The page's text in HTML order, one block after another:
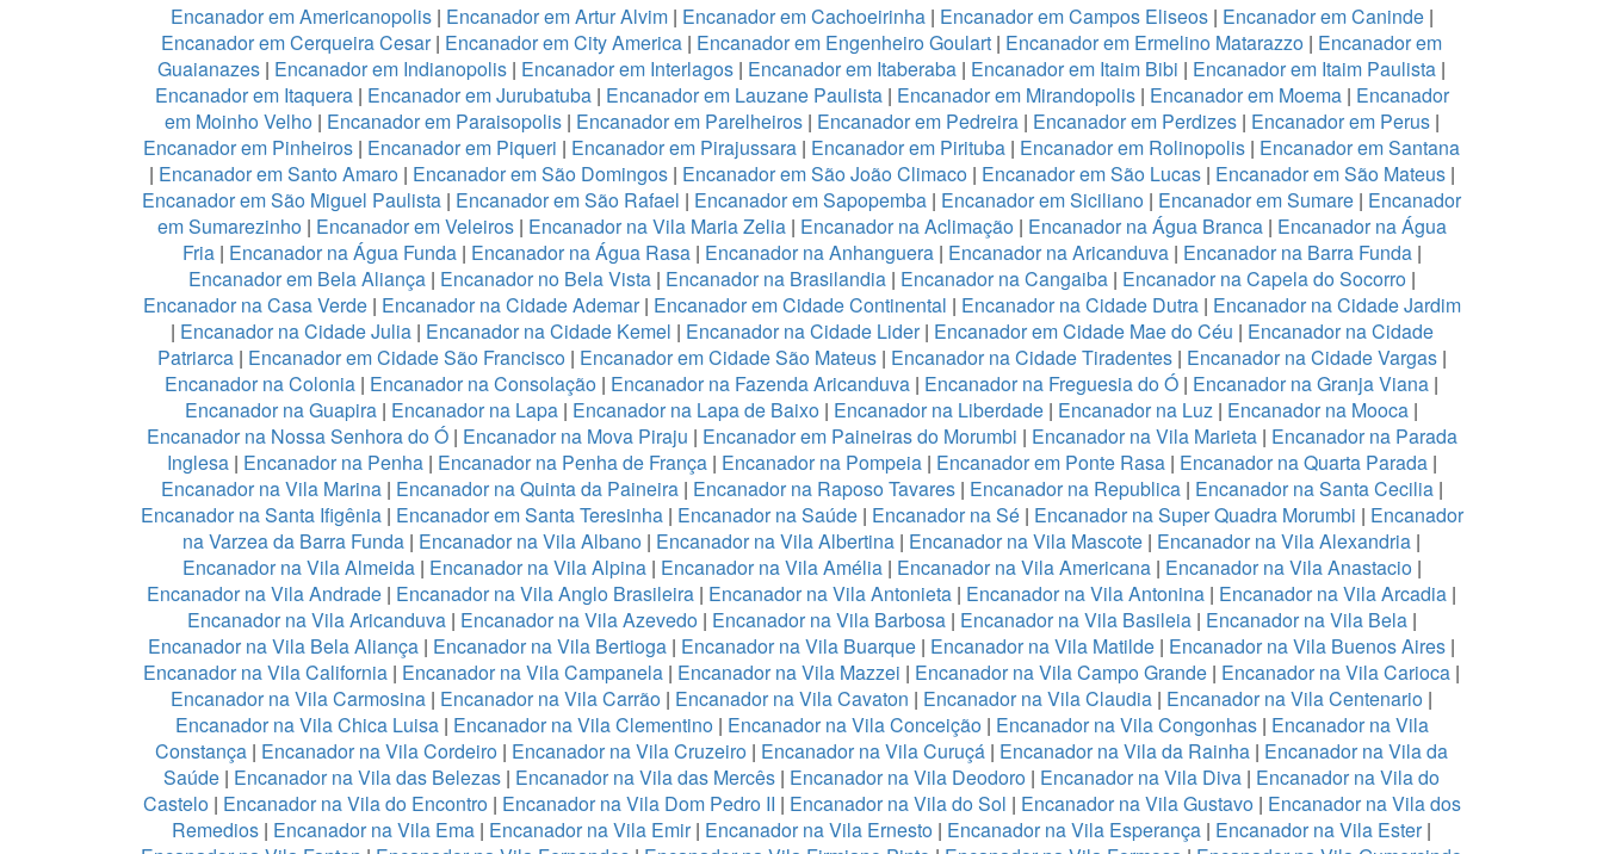
Encanador em Americanopolis | Encanador em Artur Alvim | Encanador em Cachoeirinha| Encanador em Campos Eliseos | Encanador em Caninde|
Encanador em Cerqueira Cesar| Encanador em City America | Encanador em Engenheiro Goulart | Encanador em Ermelino Matarazzo | Encanador em
Guaianazes | Encanador em Indianopolis | Encanador em Interlagos | Encanador em Itaberaba | Encanador em Itaim Bibi | Encanador em Itaim Paulista |
Encanador em Itaquera| Encanador em Jurubatuba| Encanador em Lauzane Paulista | Encanador em Mirandopolis| Encanador em Moema| Encanador
em Moinho Velho | Encanador em Paraisopolis| Encanador em Parelheiros| Encanador em Pedreira| Encanador em Perdizes| Encanador em Perus|
Encanador em Pinheiros | Encanador em Piqueri | Encanador em Pirajussara | Encanador em Pirituba | Encanador em Rolinopolis | Encanador em Santana
| Encanador em Santo Amaro| Encanador em São Domingos| Encanador em São João Climaco| Encanador em São Lucas| Encanador em São Mateus |
Encanador em São Miguel Paulista | Encanador em São Rafael | Encanador em Sapopemba | Encanador em Siciliano | Encanador em Sumare | Encanador
em Sumarezinho| Encanador em Veleiros| Encanador na Vila Maria Zelia| Encanador na Aclimação| Encanador na Água Branca| Encanador na Água
Fria| Encanador na Água Funda| Encanador na Água Rasa | Encanador na Anhanguera| Encanador na Aricanduva| Encanador na Barra Funda |
Encanador em Bela Aliança | Encanador no Bela Vista| Encanador na Brasilandia| Encanador na Cangaiba| Encanador na Capela do Socorro |
Encanador na Casa Verde| Encanador na Cidade Ademar| Encanador em Cidade Continental | Encanador na Cidade Dutra | Encanador na Cidade Jardim
| Encanador na Cidade Julia | Encanador na Cidade Kemel | Encanador na Cidade Lider| Encanador em Cidade Mae do Céu | Encanador na Cidade
Patriarca| Encanador em Cidade São Francisco | Encanador em Cidade São Mateus| Encanador na Cidade Tiradentes| Encanador na Cidade Vargas |
Encanador na Colonia | Encanador na Consolação | Encanador na Fazenda Aricanduva | Encanador na Freguesia do Ó | Encanador na Granja Viana |
Encanador na Guapira | Encanador na Lapa | Encanador na Lapa de Baixo | Encanador na Liberdade | Encanador na Luz | Encanador na Mooca |
Encanador na Nossa Senhora do Ó| Encanador na Mova Piraju | Encanador em Paineiras do Morumbi | Encanador na Vila Marieta| Encanador na Parada
Inglesa | Encanador na Penha| Encanador na Penha de França | Encanador na Pompeia| Encanador em Ponte Rasa| Encanador na Quarta Parada|
Encanador na Vila Marina| Encanador na Quinta da Paineira| Encanador na Raposo Tavares| Encanador na Republica| Encanador na Santa Cecilia|
Encanador na Santa Ifigênia | Encanador em Santa Teresinha| Encanador na Saúde| Encanador na Sé| Encanador na Super Quadra Morumbi | Encanador
na Varzea da Barra Funda | Encanador na Vila Albano | Encanador na Vila Albertina | Encanador na Vila Mascote | Encanador na Vila Alexandria |
Encanador na Vila Almeida | Encanador na Vila Alpina | Encanador na Vila Amélia | Encanador na Vila Americana| Encanador na Vila Anastacio|
Encanador na Vila Andrade | Encanador na Vila Anglo Brasileira | Encanador na Vila Antonieta | Encanador na Vila Antonina | Encanador na Vila Arcadia |
Encanador na Vila Aricanduva| Encanador na Vila Azevedo| Encanador na Vila Barbosa| Encanador na Vila Basileia| Encanador na Vila Bela|
Encanador na Vila Bela Aliança | Encanador na Vila Bertioga | Encanador na Vila Buarque | Encanador na Vila Matilde | Encanador na Vila Buenos Aires |
Encanador na Vila California | Encanador na Vila Campanela | Encanador na Vila Mazzei | Encanador na Vila Campo Grande | Encanador na Vila Carioca |
Encanador na Vila Carmosina | Encanador na Vila Carrão | Encanador na Vila Cavaton | Encanador na Vila Claudia | Encanador na Vila Centenario |
Encanador na Vila Chica Luisa | Encanador na Vila Clementino| Encanador na Vila Conceição| Encanador na Vila Congonhas| Encanador na Vila
Constança | Encanador na Vila Cordeiro | Encanador na Vila Cruzeiro | Encanador na Vila Curuçá | Encanador na Vila da Rainha | Encanador na Vila da
Saúde | Encanador na Vila das Belezas | Encanador na Vila das Mercês | Encanador na Vila Deodoro | Encanador na Vila Diva | Encanador na Vila do
Castelo| Encanador na Vila do Encontro| Encanador na Vila Dom Pedro II | Encanador na Vila do Sol | Encanador na Vila Gustavo| Encanador na Vila dos
Remedios | Encanador na Vila Ema | Encanador na Vila Emir| Encanador na Vila Ernesto | Encanador na Vila Esperança | Encanador na Vila Ester|